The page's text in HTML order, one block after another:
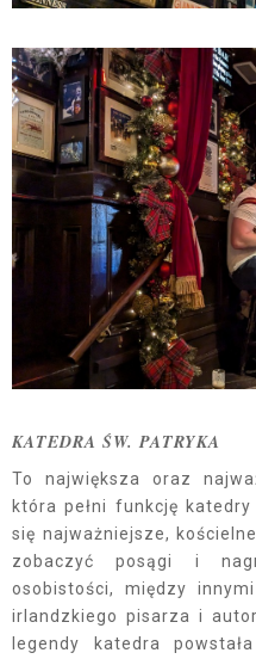
KATEDRA ŚW. PATRYKA
To największa oraz
która pełni funkcję
się najważniejsze,
zobaczyć posągi i
osobistości, między
irlandzkiego pisarza i
legendy katedra